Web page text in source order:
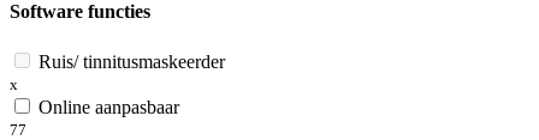
Software functies
Ruis/ tinnitusmaskeerder
x
Online aanpasbaar
77